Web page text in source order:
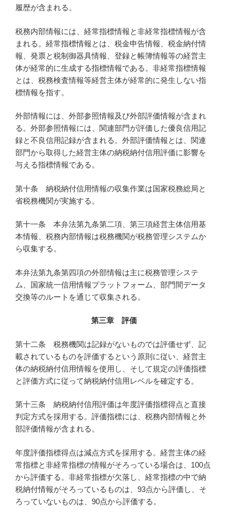
履歴が含まれる。
税務内部情報には、経常指標情報と非経常指標情報が含
まれる。経常指標情報とは、税金申告情報、税金納付情
報、発票と税制御器具情報、登録と帳簿情報等の経営主
体が経常的に生成する指標情報である。非経常指標情報
とは、税務検査情報等経営主体が経常的に発生しない指
標情報を指す。
外部情報には、外部参照情報及び外部評価情報が含まれ
る。外部参照情報には、関連部門が評価した優良信用記
録と不良信用記録が含まれる。外部評価情報とは、関連
部門から取得した経営主体の納税納付信用評価に影響を
与える指標情報である。
第十条 納税納付信用情報の収集作業は国家税務総局と
省税務機関が実施する。
第十一条 本弁法第九条第二項、第三項経営主体信用基
本情報、税務内部情報は税務機関が税務管理システムか
ら収集する。
本弁法第九条第四項の外部情報は主に税務管理システ
ム、国家統一信用情報プラットフォーム、部門間データ
交換等のルートを通じて収集される。
第三章 評価
第十二条 税務機関は記録がないものでは評価せず、記
載されているものを評価するという原則に従い、経営主
体の納税納付信用情報を使用し、そして規定の評価指標
と評価方式に従って納税納付信用レベルを確定する。
第十三条 納税納付信用評価は年度評価指標得点と直接
判定方式を採用する。評価指標には、税務内部情報と外
部評価情報が含まれる。
年度評価指標得点は減点方式を採用する。経営主体の経
常指標と非経常指標の情報がそろっている場合は、100点
から評価する。非経常指標が欠落し、経常指標の中で納
税納付情報がそろっているものは、93点から評価し、そ
ろっていないものは、90点から評価する。